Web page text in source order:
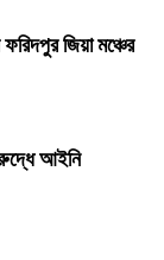
জিয়া মঞ্চের
আইনি